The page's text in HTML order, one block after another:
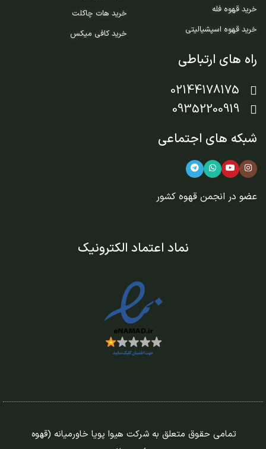
خرید قهوه فله
خرید قهوه اسپشیالیتی
خرید هات چاکلت
خرید کافی میکس
راه های ارتباطی
02144178175
09352200919
شبکه های اجتماعی
عضو در انجمن قهوه کشور
نماد اعتماد الکترونیک
تمامی حقوق متعلق به شرکت هیوا پویا خاورمیانه (قهوه